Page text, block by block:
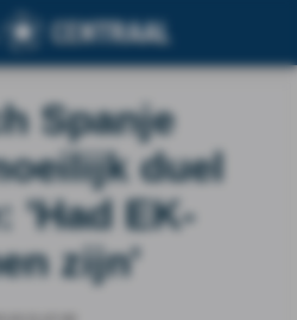
Spanje
duel
'Had EK-
zijn'